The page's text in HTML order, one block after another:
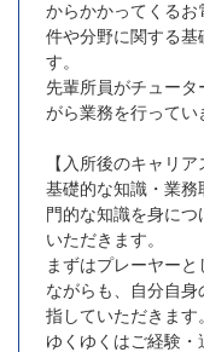
からかかってくる
件や分野に関する基
す。
先輩所員がチュー
がら業務を行ってい
【入所後のキャリア
基礎的な知識・業
門的な知識を身に
いただきます。
まずはプレーヤー
ながらも、自分自身
指していただきます。
ゆくゆくはご経験